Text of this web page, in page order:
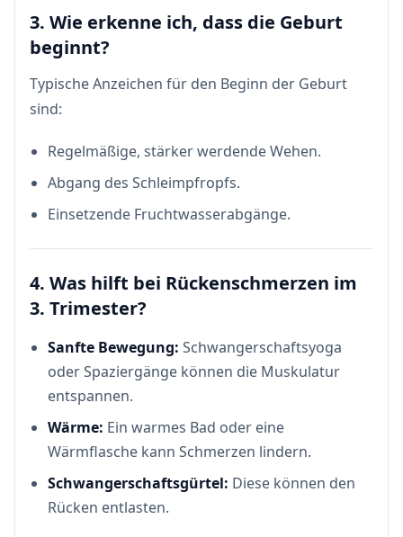
3. Wie erkenne ich, dass die Geburt
beginnt?
Typische Anzeichen für den Beginn der Geburt
sind:
Regelmäßige, stärker werdende Wehen.
Abgang des Schleimpfropfs.
Einsetzende Fruchtwasserabgänge.
4. Was hilft bei Rückenschmerzen im
3. Trimester?
Sanfte Bewegung: Schwangerschaftsyoga
oder Spaziergänge können die Muskulatur
entspannen.
Wärme: Ein warmes Bad oder eine
Wärmflasche kann Schmerzen lindern.
Schwangerschaftsgürtel: Diese können den
Rücken entlasten.